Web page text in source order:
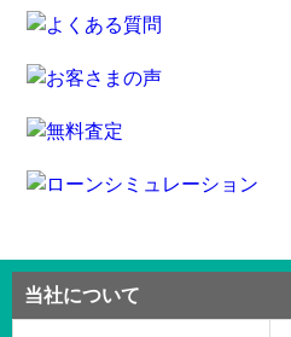
当社について